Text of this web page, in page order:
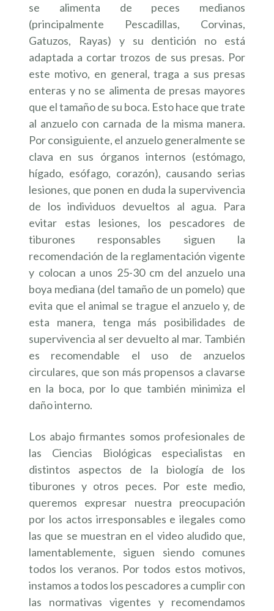
se alimenta de peces medianos
(principalmente Pescadillas, Corvinas,
Gatuzos, Rayas) y su dentición no está
adaptada a cortar trozos de sus presas. Por
este motivo, en general, traga a sus presas
enteras y no se alimenta de presas mayores
que el tamaño de su boca. Esto hace que trate
al anzuelo con carnada de la misma manera.
Por consiguiente, el anzuelo generalmente se
clava en sus órganos internos (estómago,
hígado, esófago, corazón), causando serias
lesiones, que ponen en duda la supervivencia
de los individuos devueltos al agua. Para
evitar estas lesiones, los pescadores de
tiburones responsables siguen la
recomendación de la reglamentación vigente
y colocan a unos 25-30 cm del anzuelo una
boya mediana (del tamaño de un pomelo) que
evita que el animal se trague el anzuelo y, de
esta manera, tenga más posibilidades de
supervivencia al ser devuelto al mar. También
es recomendable el uso de anzuelos
circulares, que son más propensos a clavarse
en la boca, por lo que también minimiza el
daño interno.
Los abajo firmantes somos profesionales de
las Ciencias Biológicas especialistas en
distintos aspectos de la biología de los
tiburones y otros peces. Por este medio,
queremos expresar nuestra preocupación
por los actos irresponsables e ilegales como
las que se muestran en el video aludido que,
lamentablemente, siguen siendo comunes
todos los veranos. Por todos estos motivos,
instamos a todos los pescadores a cumplir con
las normativas vigentes y recomendamos